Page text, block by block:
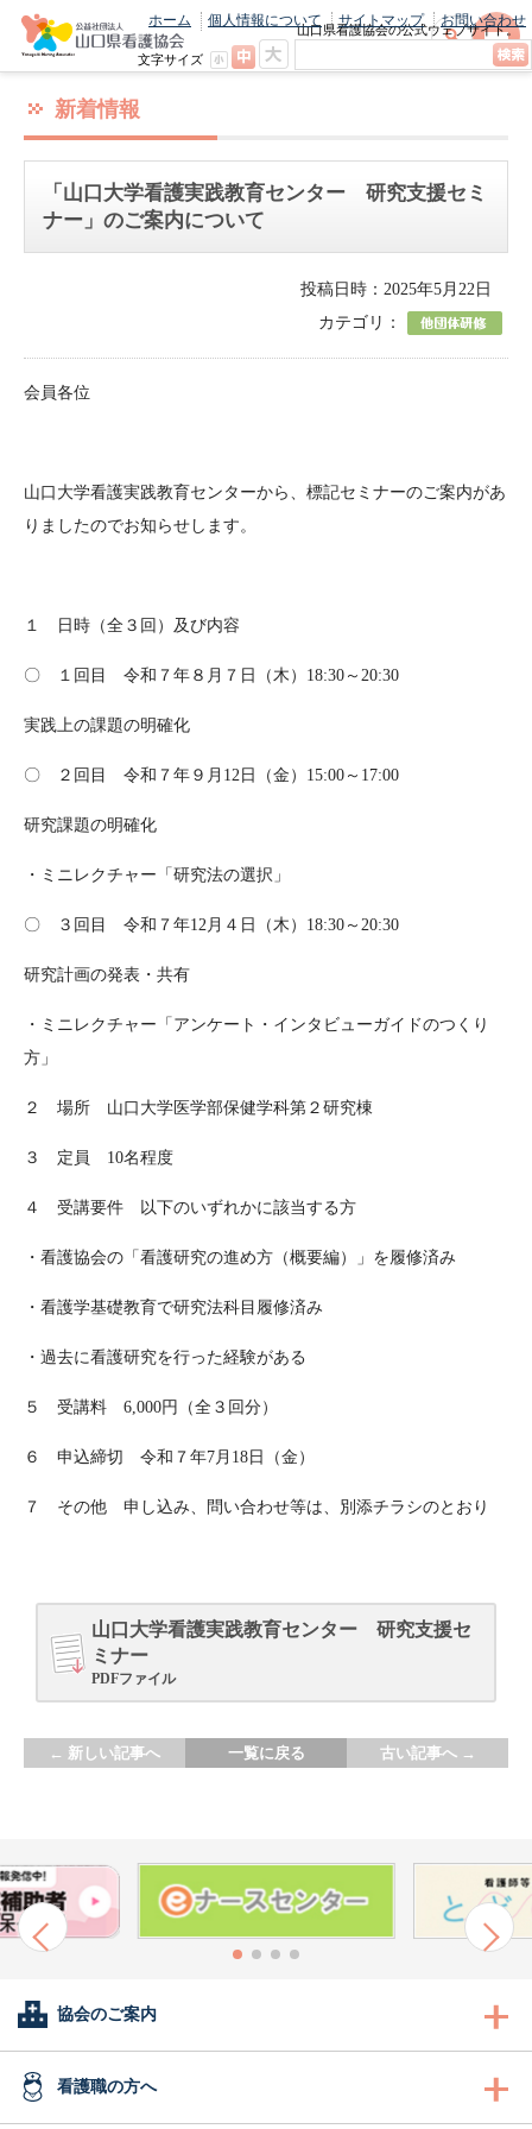
山口県看護協会の公式ウェブサイト。
最新のニュースやお知らせをいち早くお
ホーム 個人情報について サイトマップ お問い合わせ
文字サイズ
新着情報
「山口大学看護実践教育センター 研究支援セミ
ナー」のご案内について
投稿日時：2025年5月22日
カテゴリ：
会員各位
山口大学看護実践教育センターから、標記セミナーのご案内があ
りましたのでお知らせします。
１ 日時（全３回）及び内容
〇 １回目 令和７年８月７日（木）18:30～20:30
実践上の課題の明確化
〇 ２回目 令和７年９月12日（金）15:00～17:00
研究課題の明確化
・ミニレクチャー「研究法の選択」
〇 ３回目 令和７年12月４日（木）18:30～20:30
研究計画の発表・共有
・ミニレクチャー「アンケート・インタビューガイドのつくり
方」
２ 場所 山口大学医学部保健学科第２研究棟
３ 定員 10名程度
４ 受講要件 以下のいずれかに該当する方
・看護協会の「看護研究の進め方（概要編）」を履修済み
・看護学基礎教育で研究法科目履修済み
・過去に看護研究を行った経験がある
５ 受講料 6,000円（全３回分）
６ 申込締切 令和７年7月18日（金）
７ その他 申し込み、問い合わせ等は、別添チラシのとおり
山口大学看護実践教育センター 研究支援セ
ミナー
PDFファイル
← 新しい記事へ 一覧に戻る 古い記事へ →
協会のご案内
会長あいさつ
看護職の方へ